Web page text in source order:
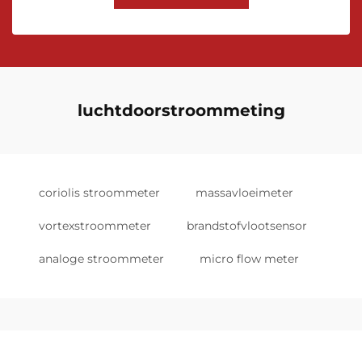
luchtdoorstroommeting
coriolis stroommeter massavloeimeter
vortexstroommeter brandstofvlootsensor
analoge stroommeter micro flow meter